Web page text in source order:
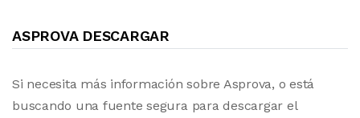
ASPROVA DESCARGAR
Si necesita más información sobre Asprova, o está
buscando una fuente segura para descargar el